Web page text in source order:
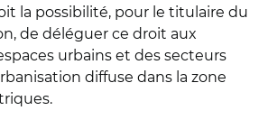
la possibilité, pour le titulaire du
de déléguer ce droit aux
urbains et des secteurs
diffuse dans la zone